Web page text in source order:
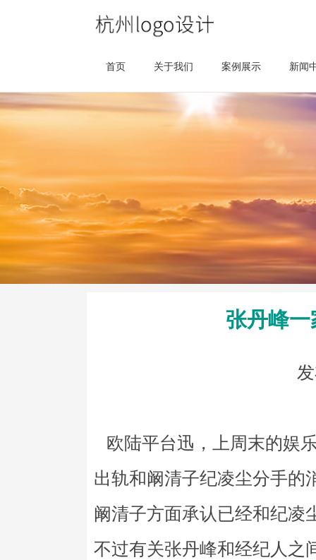
首页 关于我们 案例展示 新闻
张丹峰
欧陆平台迅，上周末的娱
出轨和阚清子纪凌尘分手的
阚清子方面承认已经和纪凌
不过有关张丹峰和经纪人之